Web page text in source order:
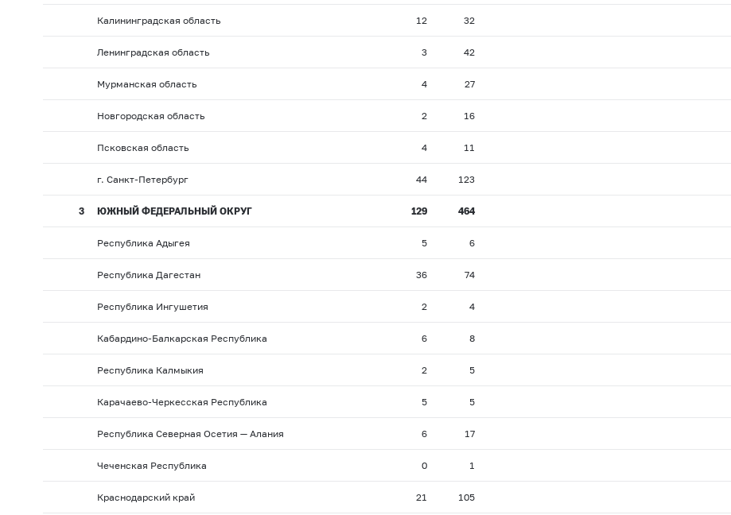
Калининградская область 12 32
Ленинградская область 3 42
Мурманская область 4 27
Новгородская область 2 16
Псковская область 4 11
г. Санкт-Петербург 44 123
3 ЮЖНЫЙ ФЕДЕРАЛЬНЫЙ ОКРУГ 129 464
Республика Адыгея 5 6
Республика Дагестан 36 74
Республика Ингушетия 2 4
Кабардино-Балкарская Республика 6 8
Республика Калмыкия 2 5
Карачаево-Черкесская Республика 5 5
Республика Северная Осетия — Алания 6 17
Чеченская Республика 0 1
Краснодарский край 21 105